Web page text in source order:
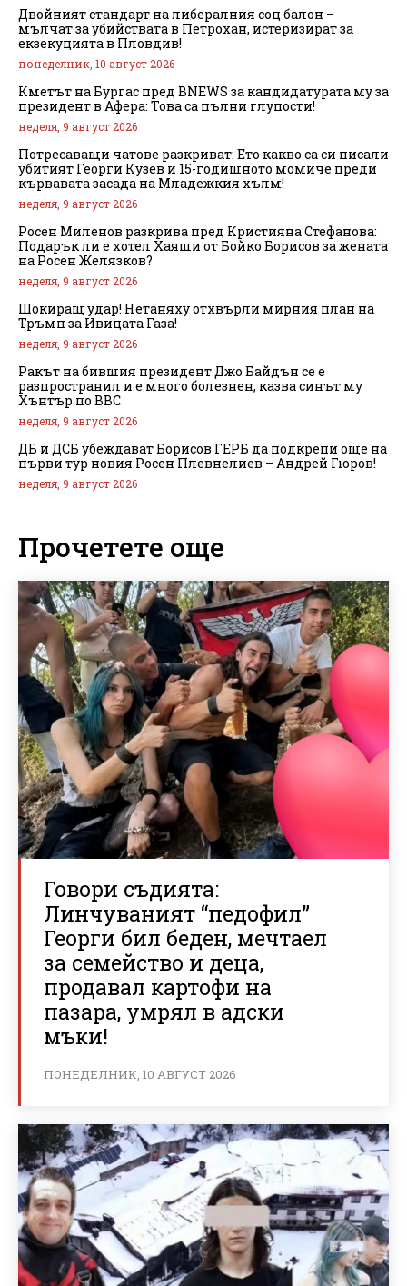
Двойният стандарт на либералния соц балон –
мълчат за убийствата в Петрохан, истеризират за
екзекуцията в Пловдив!
понеделник, 10 август 2026
Кметът на Бургас пред BNEWS за кандидатурата му за
президент в Афера: Това са пълни глупости!
неделя, 9 август 2026
Потресаващи чатове разкриват: Ето какво са си писали
убитият Георги Кузев и 15-годишното момиче преди
кървавата засада на Младежкия хълм!
неделя, 9 август 2026
Росен Миленов разкрива пред Кристияна Стефанова:
Подарък ли е хотел Хаяши от Бойко Борисов за жената
на Росен Желязков?
неделя, 9 август 2026
Шокиращ удар! Нетаняху отхвърли мирния план на
Тръмп за Ивицата Газа!
неделя, 9 август 2026
Ракът на бившия президент Джо Байдън се е
разпространил и е много болезнен, казва синът му
Хънтър по BBC
неделя, 9 август 2026
ДБ и ДСБ убеждават Борисов ГЕРБ да подкрепи още на
първи тур новия Росен Плевнелиев – Андрей Гюров!
неделя, 9 август 2026
Прочетете още
Говори съдията:
Линчуваният “педофил”
Георги бил беден, мечтаел
за семейство и деца,
продавал картофи на
пазара, умрял в адски
мъки!
ПОНЕДЕЛНИК, 10 АВГУСТ 2026